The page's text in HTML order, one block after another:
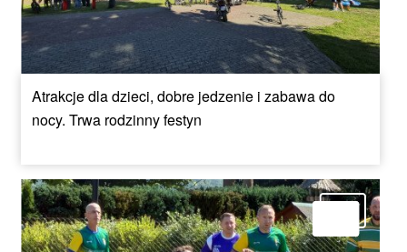
Atrakcje dla dzieci, dobre jedzenie i zabawa do
nocy. Trwa rodzinny festyn